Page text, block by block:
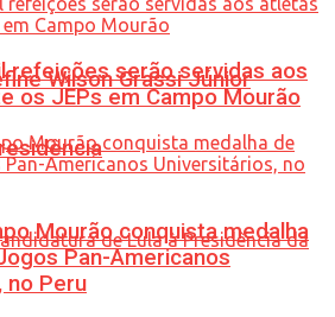
Wilson Grassi Júnior
refeições serão servidas aos
os JEPs em Campo Mourão
Mourão conquista medalha
Pan-Americanos
no Peru